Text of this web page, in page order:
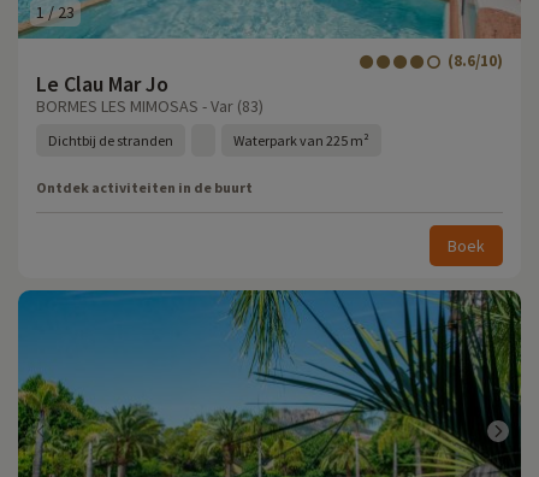
1/23
Le Clau Mar Jo
(8.6/10)
BORMES LES MIMOSAS - Var (83)
Dichtbij de stranden Waterpark van 225 m²
Ontdek activiteiten in de buurt
Boek